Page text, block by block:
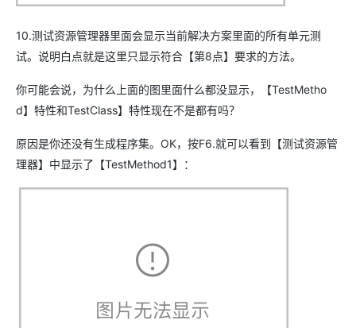
10.测试资源管理器里面会显示当前解决方案里面的所有单元测
试。说明白点就是这里只显示符合【第8点】要求的方法。
你可能会说，为什么上面的图里面什么都没显示，【TestMetho
d】特性和TestClass】特性现在不是都有吗？
原因是你还没有生成程序集。OK，按F6.就可以看到【测试资源管
理器】中显示了【TestMethod1】：